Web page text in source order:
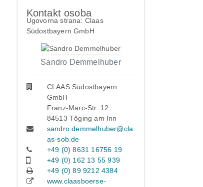
Kontakt osoba
Ugovorna strana: Claas
Südostbayern GmbH
Sandro Demmelhuber
CLAAS Südostbayern
GmbH
Franz-Marc-Str. 12
84513 Töging am Inn
sandro.demmelhuber@cla
as-sob.de
+49 (0) 8631 16756 19
+49 (0) 162 13 55 939
+49 (0) 89 9212 4384
www.claasboerse-